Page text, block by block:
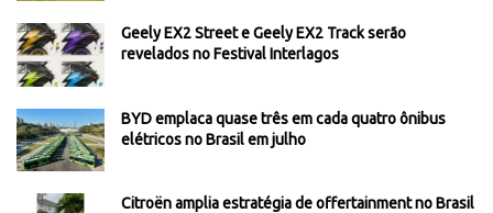
Geely EX2 Street e Geely EX2 Track serão
revelados no Festival Interlagos
BYD emplaca quase três em cada quatro ônibus
elétricos no Brasil em julho
Citroën amplia estratégia de offertainment no Brasil